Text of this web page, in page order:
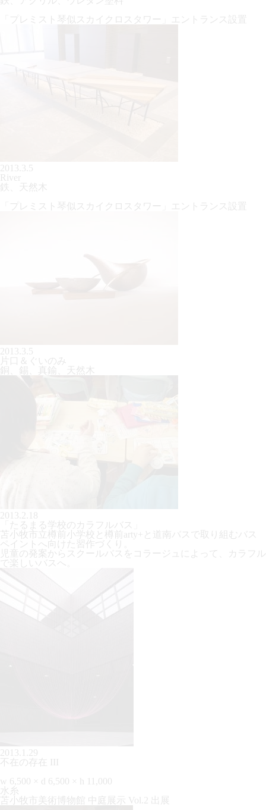
「プレミスト琴似スカイクロスタワー」エントランス設置
2013.3.5
River
鉄、天然木
「プレミスト琴似スカイクロスタワー」エントランス設置
2013.3.5
片口＆ぐいのみ
銅、錫、真鍮、天然木
2013.2.18
「たるまる学校のカラフルバス」
苫小牧市立樽前小学校と樽前arty+と道南バスで取り組むバス
ペイントへ向けた習作づくり。
児童の発案からスクールバスをコラージュによって、カラフル
で楽しいバスへ。
2013.1.29
不在の存在 III
w 6,500 × d 6,500 × h 11,000
水糸
苫小牧市美術博物館 中庭展示 Vol.2 出展